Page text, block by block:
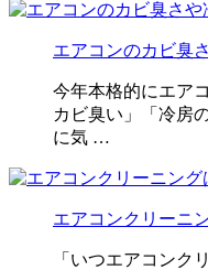
エアコンのカビ臭
今年本格的にエア
カビ臭い」「冷房
に気 …
エアコンクリーニ
「いつエアコンク